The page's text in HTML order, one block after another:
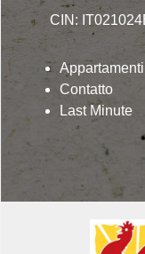
CIN:
Appartamenti
Contatto
Last Minute